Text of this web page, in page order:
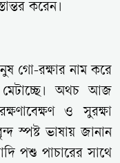
করেন।
গো-রক্ষার নাম করে
মেটাচ্ছে। অথচ আজ
ও সুরক্ষা
স্পষ্ট ভাষায় জানান
পশু পাচারের সাথে